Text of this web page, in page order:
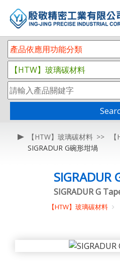
【HTW】玻璃碳材料
SIGRADUR G碗形坩堝
SIGRADUR
SIGRADUR G
【HTW】玻璃碳材料